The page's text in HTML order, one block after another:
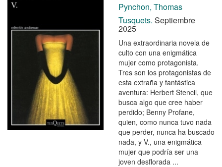
Pynchon, Thomas
Tusquets. Septiembre
2025
Una extraordinaria novela de
culto con una enigmática
mujer como protagonista.
Tres son los protagonistas de
esta extraña y fantástica
aventura: Herbert Stencil, que
busca algo que cree haber
perdido; Benny Profane,
quien, como nunca tuvo nada
que perder, nunca ha buscado
nada, y V., una enigmática
mujer que podría ser una
joven desflorada ...